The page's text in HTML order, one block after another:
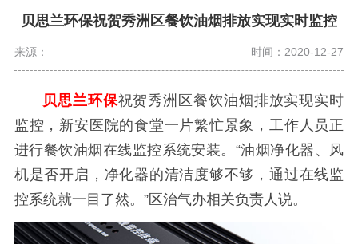
贝思兰环保祝贺秀洲区餐饮油烟排放实现实时监控
来源： 时间：2020-12-27
贝思兰环保祝贺秀洲区餐饮油烟排放实现实时
监控，新安医院的食堂一片繁忙景象，工作人员正
进行餐饮油烟在线监控系统安装。“油烟净化器、风
机是否开启，净化器的清洁度够不够，通过在线监
控系统就一目了然。”区治气办相关负责人说。